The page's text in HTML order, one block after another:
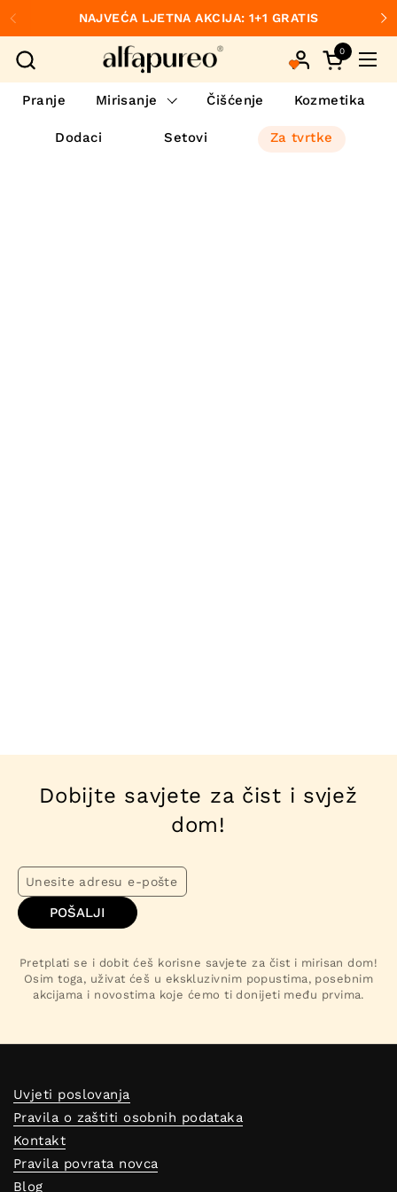
Preskoči na sadržaj
Prethodno
NAJVEĆA LJETNA AKCIJA: 1+1 GRATIS
Otvori
0
Pranje Mirisanje Čišćenje Kozmetika
Dodaci Setovi Za tvrtke
Dobijte savjete za čist i svjež
dom!
POŠALJI
Pretplati se i dobit ćeš korisne savjete za čist i mirisan dom!
Osim toga, uživat ćeš u ekskluzivnim popustima, posebnim
akcijama i novostima koje ćemo ti donijeti među prvima.
Uvjeti poslovanja
Pravila o zaštiti osobnih podataka
Kontakt
Pravila povrata novca
Blog